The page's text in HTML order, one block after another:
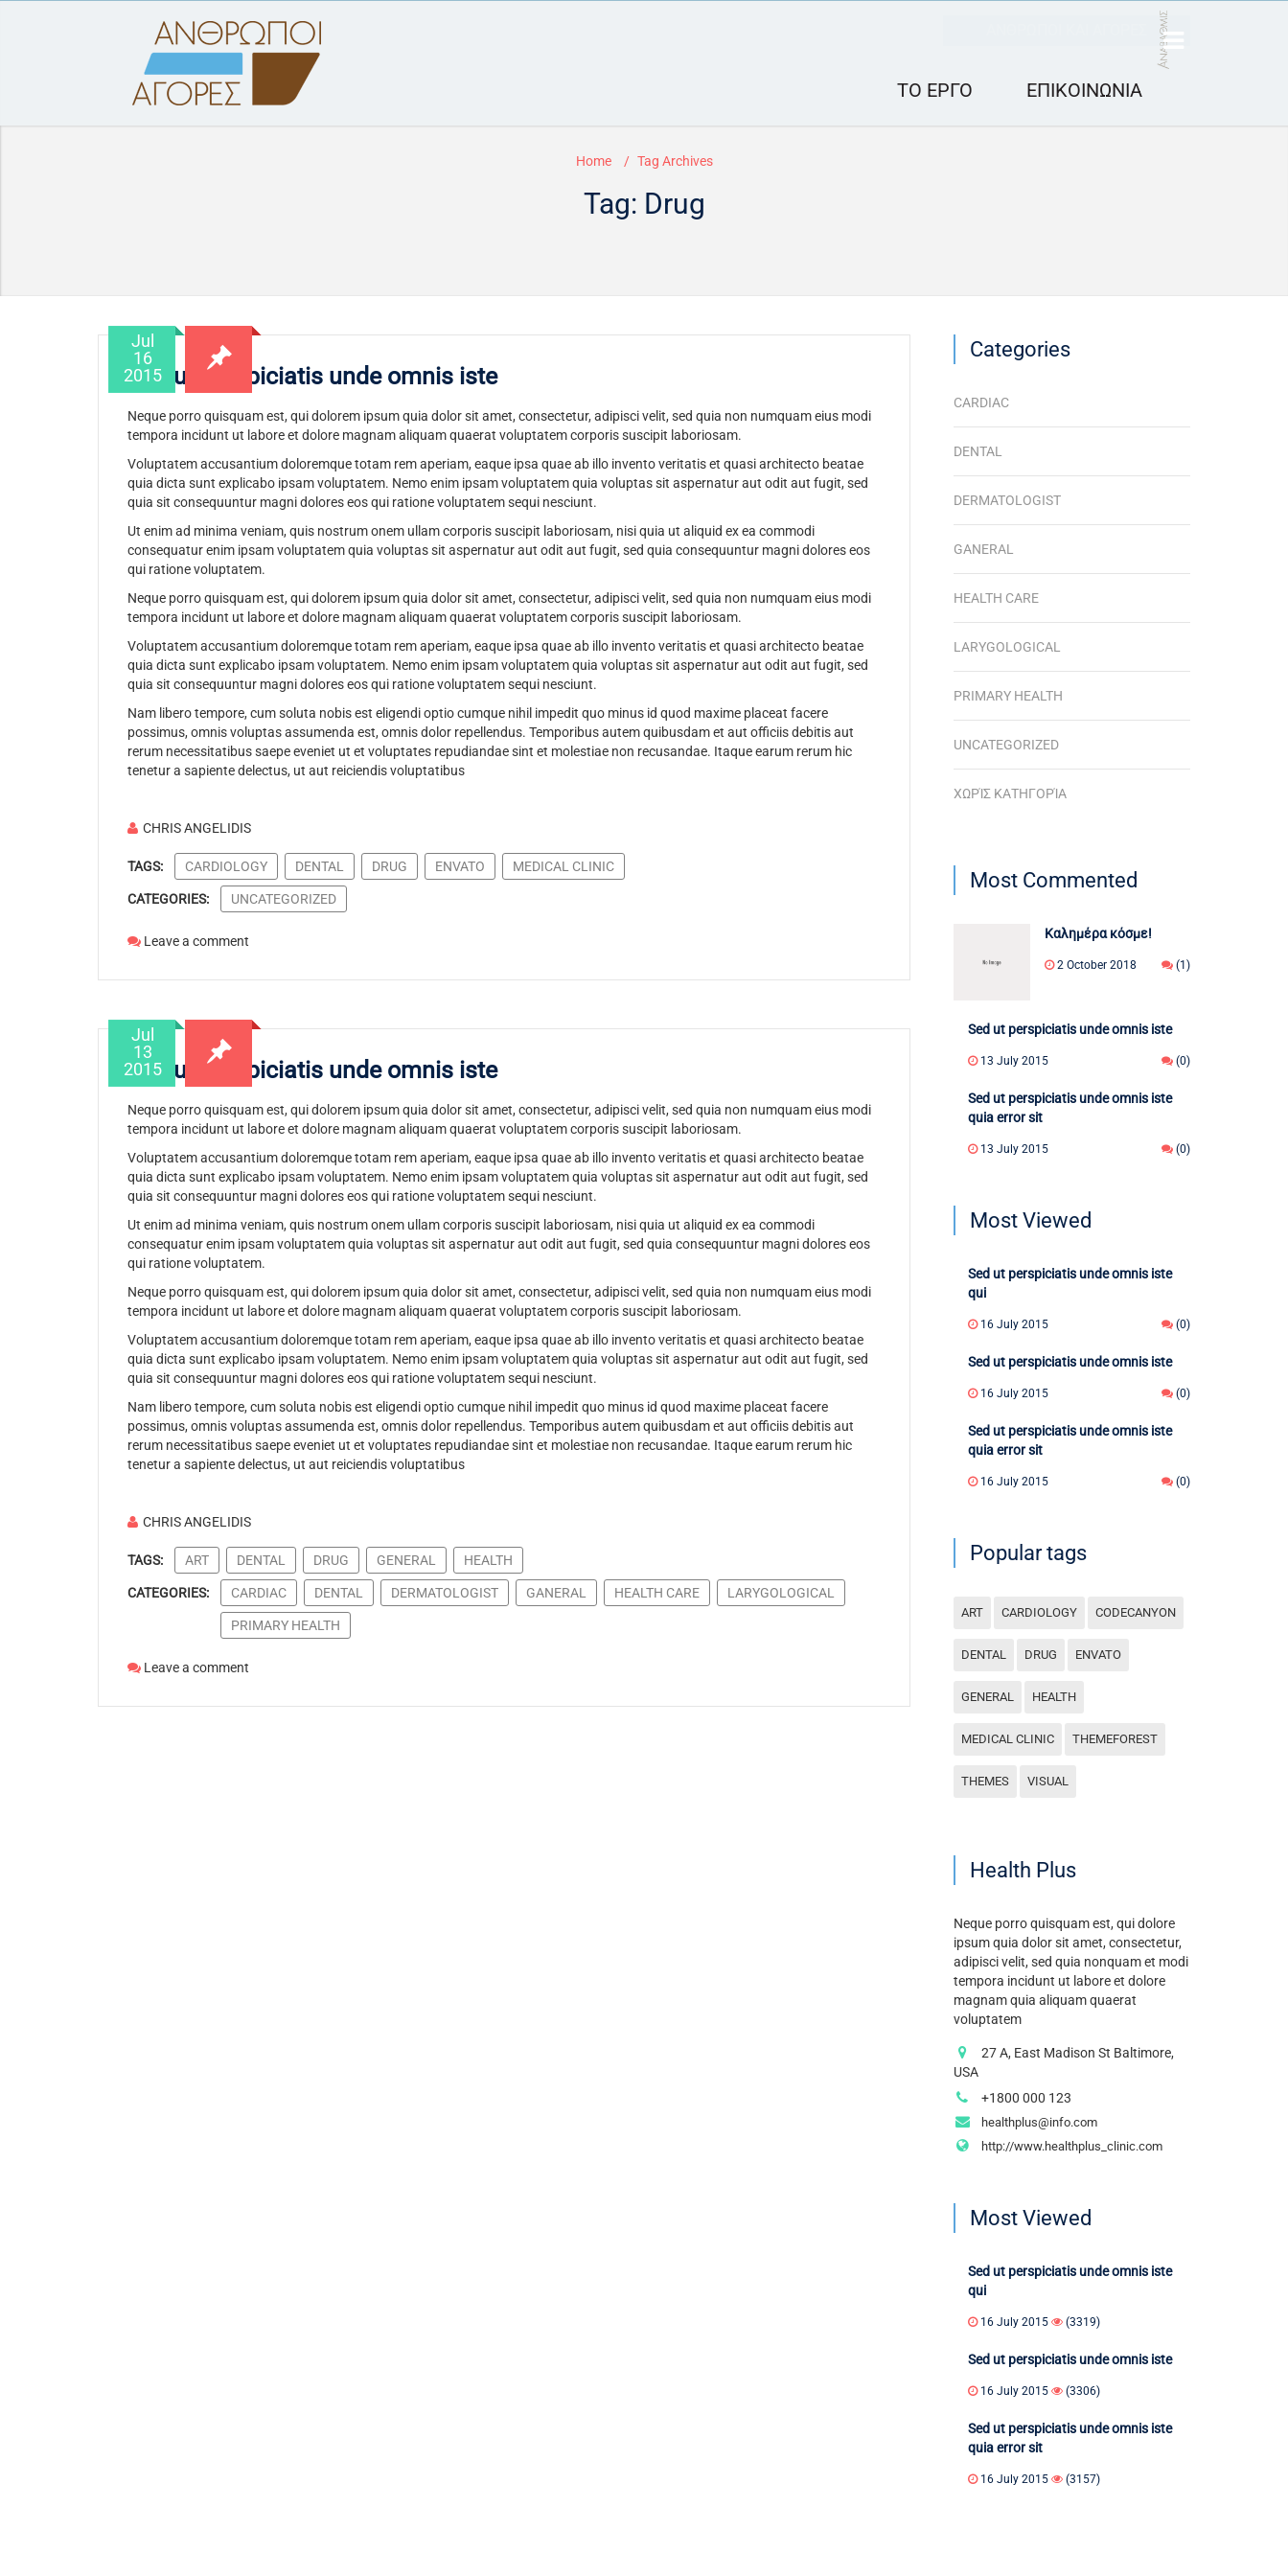
ΤΟ ΕΡΓΟ ΕΠΙΚΟΙΝΩΝΙΑ
Home Tag Archives
Tag: Drug
Jul
16
2015
Sed ut perspiciatis unde omnis iste
Neque porro quisquam est, qui dolorem ipsum quia dolor sit amet, consectetur, adipisci velit, sed quia non numquam eius modi
tempora incidunt ut labore et dolore magnam aliquam quaerat voluptatem corporis suscipit laboriosam.
Voluptatem accusantium doloremque totam rem aperiam, eaque ipsa quae ab illo invento veritatis et quasi architecto beatae
quia dicta sunt explicabo ipsam voluptatem. Nemo enim ipsam voluptatem quia voluptas sit aspernatur aut odit aut fugit, sed
quia sit consequuntur magni dolores eos qui ratione voluptatem sequi nesciunt.
Ut enim ad minima veniam, quis nostrum onem ullam corporis suscipit laboriosam, nisi quia ut aliquid ex ea commodi
consequatur enim ipsam voluptatem quia voluptas sit aspernatur aut odit aut fugit, sed quia consequuntur magni dolores eos
qui ratione voluptatem.
Neque porro quisquam est, qui dolorem ipsum quia dolor sit amet, consectetur, adipisci velit, sed quia non numquam eius modi
tempora incidunt ut labore et dolore magnam aliquam quaerat voluptatem corporis suscipit laboriosam.
Voluptatem accusantium doloremque totam rem aperiam, eaque ipsa quae ab illo invento veritatis et quasi architecto beatae
quia dicta sunt explicabo ipsam voluptatem. Nemo enim ipsam voluptatem quia voluptas sit aspernatur aut odit aut fugit, sed
quia sit consequuntur magni dolores eos qui ratione voluptatem sequi nesciunt.
Nam libero tempore, cum soluta nobis est eligendi optio cumque nihil impedit quo minus id quod maxime placeat facere
possimus, omnis voluptas assumenda est, omnis dolor repellendus. Temporibus autem quibusdam et aut officiis debitis aut
rerum necessitatibus saepe eveniet ut et voluptates repudiandae sint et molestiae non recusandae. Itaque earum rerum hic
tenetur a sapiente delectus, ut aut reiciendis voluptatibus
CHRIS ANGELIDIS
TAGS: CARDIOLOGY DENTAL DRUG ENVATO MEDICAL CLINIC
CATEGORIES: UNCATEGORIZED
Leave a comment
Jul
13
2015
Sed ut perspiciatis unde omnis iste
Neque porro quisquam est, qui dolorem ipsum quia dolor sit amet, consectetur, adipisci velit, sed quia non numquam eius modi
tempora incidunt ut labore et dolore magnam aliquam quaerat voluptatem corporis suscipit laboriosam.
Voluptatem accusantium doloremque totam rem aperiam, eaque ipsa quae ab illo invento veritatis et quasi architecto beatae
quia dicta sunt explicabo ipsam voluptatem. Nemo enim ipsam voluptatem quia voluptas sit aspernatur aut odit aut fugit, sed
quia sit consequuntur magni dolores eos qui ratione voluptatem sequi nesciunt.
Ut enim ad minima veniam, quis nostrum onem ullam corporis suscipit laboriosam, nisi quia ut aliquid ex ea commodi
consequatur enim ipsam voluptatem quia voluptas sit aspernatur aut odit aut fugit, sed quia consequuntur magni dolores eos
qui ratione voluptatem.
Neque porro quisquam est, qui dolorem ipsum quia dolor sit amet, consectetur, adipisci velit, sed quia non numquam eius modi
tempora incidunt ut labore et dolore magnam aliquam quaerat voluptatem corporis suscipit laboriosam.
Voluptatem accusantium doloremque totam rem aperiam, eaque ipsa quae ab illo invento veritatis et quasi architecto beatae
quia dicta sunt explicabo ipsam voluptatem. Nemo enim ipsam voluptatem quia voluptas sit aspernatur aut odit aut fugit, sed
quia sit consequuntur magni dolores eos qui ratione voluptatem sequi nesciunt.
Nam libero tempore, cum soluta nobis est eligendi optio cumque nihil impedit quo minus id quod maxime placeat facere
possimus, omnis voluptas assumenda est, omnis dolor repellendus. Temporibus autem quibusdam et aut officiis debitis aut
rerum necessitatibus saepe eveniet ut et voluptates repudiandae sint et molestiae non recusandae. Itaque earum rerum hic
tenetur a sapiente delectus, ut aut reiciendis voluptatibus
CHRIS ANGELIDIS
TAGS: ART DENTAL DRUG GENERAL HEALTH
CATEGORIES: CARDIAC DENTAL DERMATOLOGIST GANERAL HEALTH CARE LARYGOLOGICAL
PRIMARY HEALTH
Leave a comment
Categories
CARDIAC
DENTAL
DERMATOLOGIST
GANERAL
HEALTH CARE
LARYGOLOGICAL
PRIMARY HEALTH
UNCATEGORIZED
ΧΩΡΊΣ ΚΑΤΗΓΟΡΊΑ
Most Commented
Καλημέρα κόσμε!
2 October 2018 (1)
Sed ut perspiciatis unde omnis iste
13 July 2015 (0)
Sed ut perspiciatis unde omnis iste
quia error sit
13 July 2015 (0)
Most Viewed
Sed ut perspiciatis unde omnis iste
qui
16 July 2015 (0)
Sed ut perspiciatis unde omnis iste
16 July 2015 (0)
Sed ut perspiciatis unde omnis iste
quia error sit
16 July 2015 (0)
Popular tags
ART CARDIOLOGY CODECANYON
DENTAL DRUG ENVATO
GENERAL HEALTH
MEDICAL CLINIC THEMEFOREST
THEMES VISUAL
Health Plus
Neque porro quisquam est, qui dolore
ipsum quia dolor sit amet, consectetur,
adipisci velit, sed quia nonquam et modi
tempora incidunt ut labore et dolore
magnam quia aliquam quaerat
voluptatem
27 A, East Madison St Baltimore,
USA
+1800 000 123
healthplus@info.com
http://www.healthplus_clinic.com
Most Viewed
Sed ut perspiciatis unde omnis iste
qui
16 July 2015 (3319)
Sed ut perspiciatis unde omnis iste
16 July 2015 (3306)
Sed ut perspiciatis unde omnis iste
quia error sit
16 July 2015 (3157)